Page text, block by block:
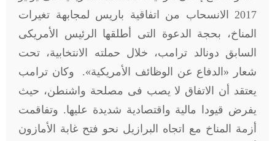
2017 الانسحاب من اتفاقية باريس لمجابهة تغيرات
المناخ، بحجة الدعوة التى أطلقها الرئيس الأمريكى
السابق دونالد ترامب، خلال حملته الانتخابية، تحت
شعار «الدفاع عن الوظائف الأمريكية». وكان ترامب
يعتقد أن الاتفاق لا يصب فى مصلحة واشنطن، حيث
يفرض قيودا مالية واقتصادية شديدة عليها. وتفاقمت
أزمة المناخ مع اتجاه البرازيل نحو فتح غابة الأمازون